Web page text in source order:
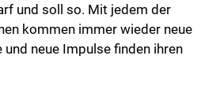
und soll so. Mit jedem der
kommen immer wieder neue
neue Impulse finden ihren